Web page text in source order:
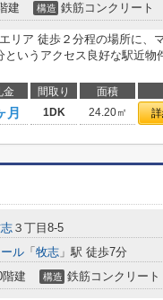
建 構造 鉄筋コンクリート
リア 徒歩２分程の場所に、
というアクセス良好な駅近物
金 間取り 面積
月 1DK 24.20㎡
３丁目8-5
ル 「 牧志 」駅 徒歩7分
階建 構造 鉄筋コンクリート